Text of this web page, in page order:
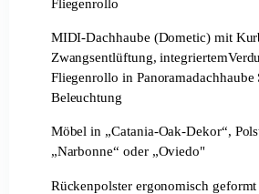
MIDI-Dachhaube (Dometic) mit
Zwangsentlüftung,
Fliegenrollo in
Beleuchtung
Möbel in „Catania-Oak-Dekor“,
„Narbonne“ oder „Oviedo"
Rückenpolster ergonomisch geformt